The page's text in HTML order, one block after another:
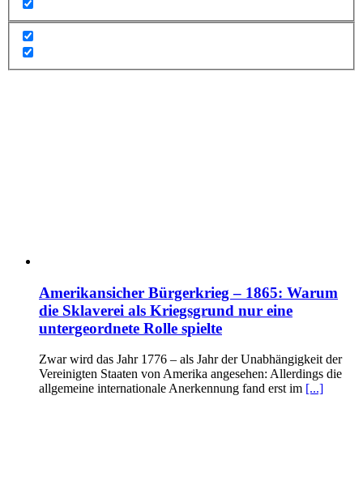
Amerikansicher Bürgerkrieg – 1865: Warum
die Sklaverei als Kriegsgrund nur eine
untergeordnete Rolle spielte
Zwar wird das Jahr 1776 – als Jahr der Unabhängigkeit der
Vereinigten Staaten von Amerika angesehen: Allerdings die
allgemeine internationale Anerkennung fand erst im [...]